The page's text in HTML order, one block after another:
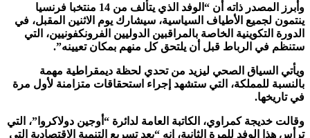
وأبرز المصدر ذاته أن “الوفد الذي يتألف من 14 منتخبا فرنسيا
ينتمون لجميع الأطياف السياسية، سيشارك يوم الاثنين المقبل، في
الدورة التكوينية الخاصة بالمراقبين الدوليين الفرونكفونيين، التي
ستنظم في الرباط قبل أن يلتحق كل منهم بمكان تعيينه”.
ويأتي السياق الصحي ليزيد من تحدي لحظة ديمقراطية مهمة
بالنسبة للمملكة، التي ستشهد إجراء استحقاقات متزامنة لأول مرة
في تاريخها.
وقالت خديجة كمراوي، الكاتبة العامة لدائرة “أوجين دولاكروا”، التي
ترأس هذا الوفد للمرة الثانية، إنه “بعد تسريع التنمية الاقتصادية التي